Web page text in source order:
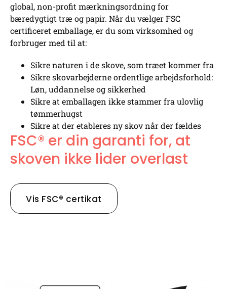
global, non-profit mærkningsordning for
bæredygtigt træ og papir. Når du vælger FSC
certificeret emballage, er du som virksomhed og
forbruger med til at:
Sikre naturen i de skove, som træet kommer fra
Sikre skovarbejderne ordentlige arbejdsforhold:
Løn, uddannelse og sikkerhed
Sikre at emballagen ikke stammer fra ulovlig
tømmerhugst
Sikre at der etableres ny skov når der fældes
FSC® er din garanti for, at
skoven ikke lider overlast
Vis FSC® certikat